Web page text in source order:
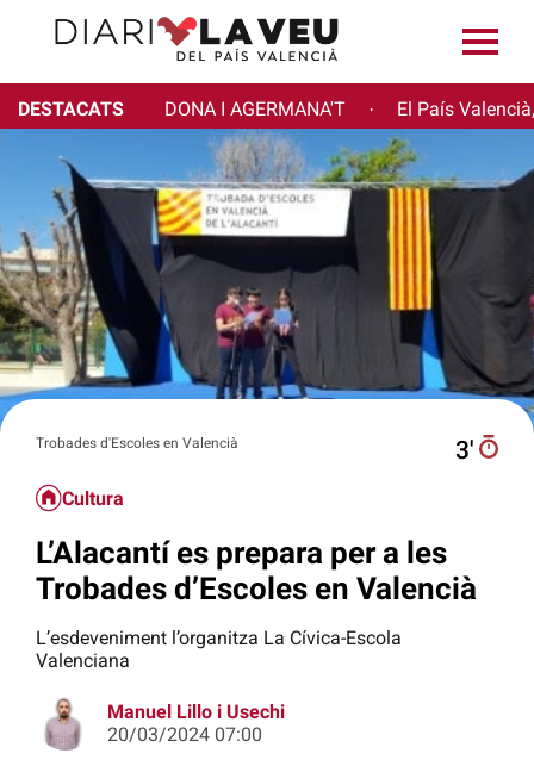
DESTACATS DONA I AGERMANA'T · El País
Trobades d'Escoles en Valencià 3′
Cultura
L’Alacantí es prepara per a les
Trobades d’Escoles en Valencià
L’esdeveniment l’organitza La Cívica-Escola
Valenciana
Manuel Lillo i Usechi
20/03/2024 07:00